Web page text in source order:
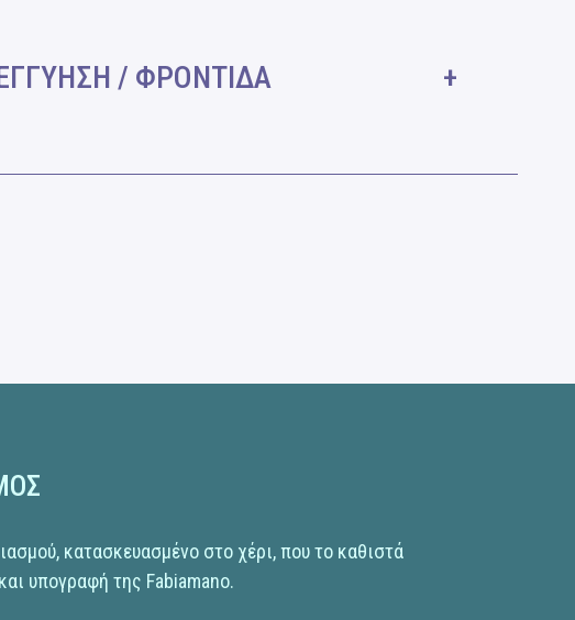
/ ΦΡΟΝΤΙΔΑ
κατασκευασμένο στο χέρι, που το καθιστά
υπογραφή της Fabiamano.